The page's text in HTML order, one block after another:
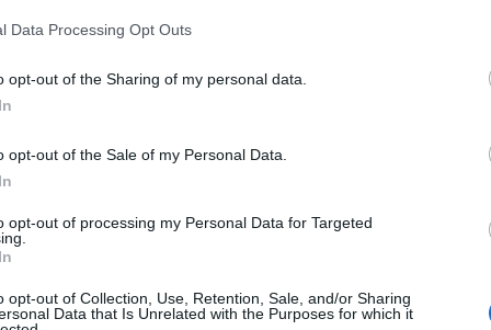
Data Processing Opt Outs
opt-out of the Sharing of my personal data.
opt-out of the Sale of my Personal Data.
opt-out of processing my Personal Data for Targeted
opt-out of Collection, Use, Retention, Sale, and/or Sharing
Data that Is Unrelated with the Purposes for which it
ενώ άμεσα έσπευσαν αστυνομικοί και
προσέφεραν τις πρώτες βοήθειες στον
στο Γενικό Νοσοκομείο Κορίνθου.
σε χειρουργική επέμβαση.
και τις συνθήκες κάτω από τις οποίες